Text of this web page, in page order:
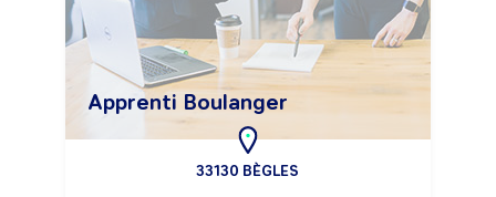
Apprenti Boulanger
33130 BÈGLES